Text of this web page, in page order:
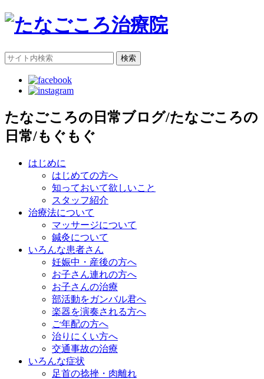
検索
たなごころの日常ブログ/たなごころの
日常/もぐもぐ
はじめに
はじめての方へ
知っておいて欲しいこと
スタッフ紹介
治療法について
マッサージについて
鍼灸について
いろんな患者さん
妊娠中・産後の方へ
お子さん連れの方へ
お子さんの治療
部活動をガンバル君へ
楽器を演奏される方へ
ご年配の方へ
治りにくい方へ
交通事故の治療
いろんな症状
足首の捻挫・肉離れ